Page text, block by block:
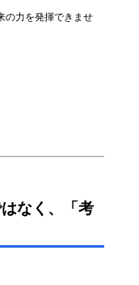
の力を発揮できませ
なく、「考